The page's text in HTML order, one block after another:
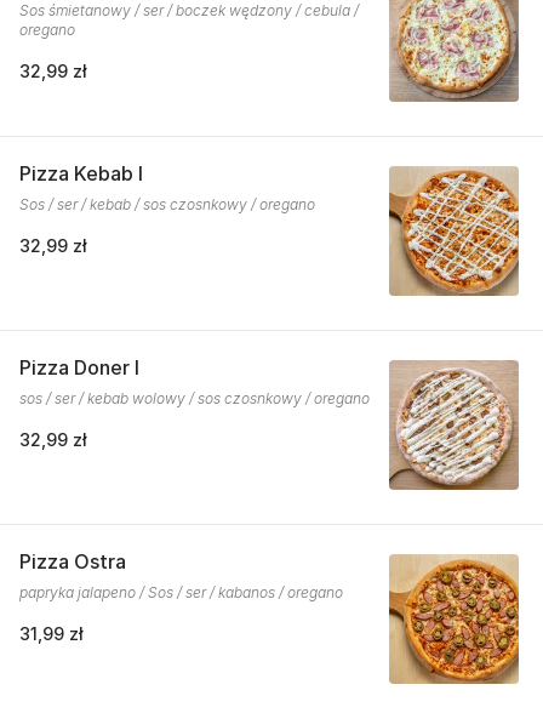
Sos śmietanowy / ser / boczek wędzony / cebula /
oregano
32,99 zł
Pizza Kebab I
Sos / ser / kebab / sos czosnkowy / oregano
32,99 zł
Pizza Doner I
sos / ser / kebab wolowy / sos czosnkowy / oregano
32,99 zł
Pizza Ostra
papryka jalapeno / Sos / ser / kabanos / oregano
31,99 zł